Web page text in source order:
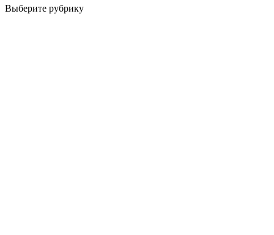
Выберите рубрику